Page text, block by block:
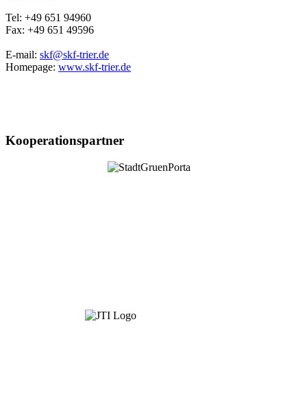
Tel: +49 651 94960
Fax: +49 651 49596
E-mail: skf@skf-trier.de
Homepage: www.skf-trier.de
Kooperationspartner